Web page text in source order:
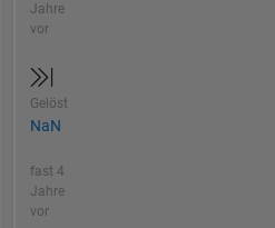
Jahre
vor
Gelöst
NaN
fast 4
Jahre
vor